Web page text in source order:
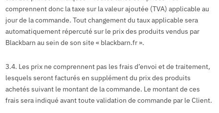
comprennent donc la taxe sur la valeur ajoutée (TVA) applicable au
jour de la commande. Tout changement du taux applicable sera
automatiquement répercuté sur le prix des produits vendus par
Blackbarn au sein de son site « blackbarn.fr ».
3.4. Les prix ne comprennent pas les frais d’envoi et de traitement,
lesquels seront facturés en supplément du prix des produits
achetés suivant le montant de la commande. Le montant de ces
frais sera indiqué avant toute validation de commande par le Client.